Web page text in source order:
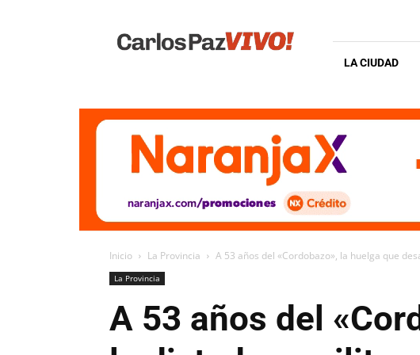
Vivo
LA CIUDAD
Inicio La Provincia A 53 años del «Cordobazo», la huelga que
La Provincia
A 53 años del